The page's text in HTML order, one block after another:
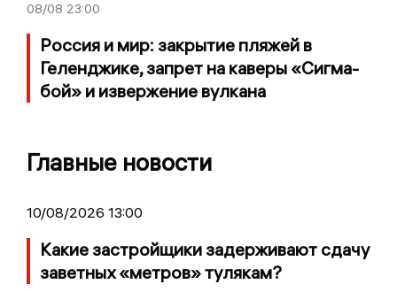
08/08 23:00
Россия и мир: закрытие пляжей в
Геленджике, запрет на каверы «Сигма-
бой» и извержение вулкана
Главные новости
10/08/2026 13:00
Какие застройщики задерживают сдачу
заветных «метров» тулякам?